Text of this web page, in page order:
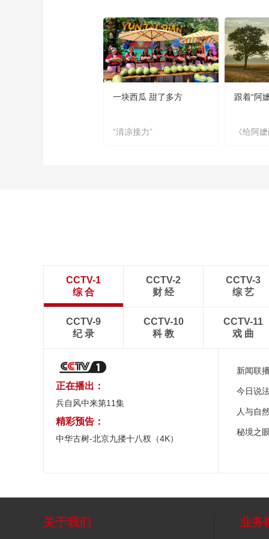
一块西瓜 甜了多方
“清凉接力”
跟着“阿
《给阿
CCTV-1
综 合
CCTV-2
财 经
CCTV-3
综 艺
CCTV-9
纪 录
CCTV-10
科 教
CCTV-11
戏 曲
正在播出：
兵自风中来第11集
精彩预告：
中华古树-北京九搂十八杈（4K）
新闻联
今日说
人与自
秘境之
关于我们 业务